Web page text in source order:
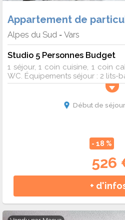
Appartement de
Alpes du Sud - Vars
Studio 5 Personnes Budget
1 séjour, 1 coin cuisine, 1 coin
WC. Équipements séjour : 2 lits-
Début de
- 18 %
526
+